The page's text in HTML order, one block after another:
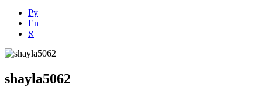
Ру
En
א
shayla5062